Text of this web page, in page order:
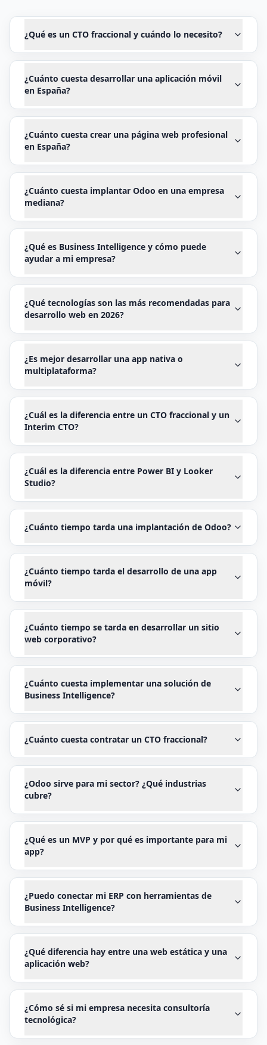
¿Qué es un CTO fraccional y cuándo lo necesito?
¿Cuánto cuesta desarrollar una aplicación móvil
en España?
¿Cuánto cuesta crear una página web profesional
en España?
¿Cuánto cuesta implantar Odoo en una empresa
mediana?
¿Qué es Business Intelligence y cómo puede
ayudar a mi empresa?
¿Qué tecnologías son las más recomendadas para
desarrollo web en 2026?
¿Es mejor desarrollar una app nativa o
multiplataforma?
¿Cuál es la diferencia entre un CTO fraccional y un
Interim CTO?
¿Cuál es la diferencia entre Power BI y Looker
Studio?
¿Cuánto tiempo tarda una implantación de Odoo?
¿Cuánto tiempo tarda el desarrollo de una app
móvil?
¿Cuánto tiempo se tarda en desarrollar un sitio
web corporativo?
¿Cuánto cuesta implementar una solución de
Business Intelligence?
¿Cuánto cuesta contratar un CTO fraccional?
¿Odoo sirve para mi sector? ¿Qué industrias
cubre?
¿Qué es un MVP y por qué es importante para mi
app?
¿Puedo conectar mi ERP con herramientas de
Business Intelligence?
¿Qué diferencia hay entre una web estática y una
aplicación web?
¿Cómo sé si mi empresa necesita consultoría
tecnológica?